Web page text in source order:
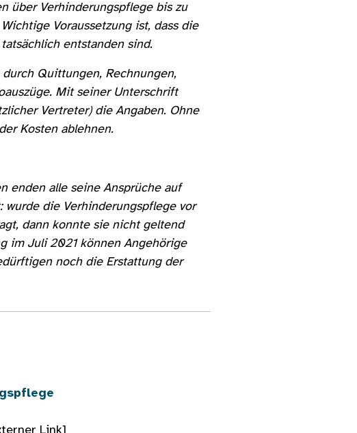
über Verhinderungspflege bis zu
Voraussetzung ist, dass die
entstanden sind.
Quittungen, Rechnungen,
Mit seiner Unterschrift
Vertreter) die Angaben. Ohne
Kosten ablehnen.
enden alle seine Ansprüche auf
die Verhinderungspflege vor
dann konnte sie nicht geltend
im Juli 2021 können Angehörige
noch die Erstattung der